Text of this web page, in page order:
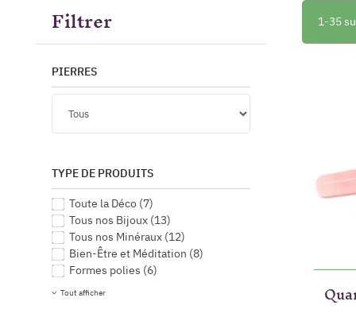
Filtrer
PIERRES
TYPE DE PRODUITS
Toute la Déco (7)
Tous nos Bijoux (13)
Tous nos Minéraux (12)
Bien-Être et Méditation (8)
Formes polies (6)
Tout afficher
1-35